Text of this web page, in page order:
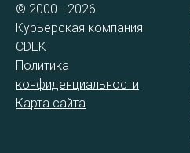
© 2000 - 2026
Курьерская компания
CDEK
Политика
конфиденциальности
Карта сайта